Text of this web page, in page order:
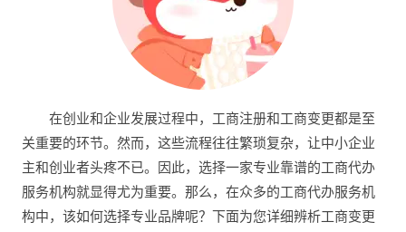
在创业和企业发展过程中，工商注册和工商变更都是至
关重要的环节。然而，这些流程往往繁琐复杂，让中小企业
主和创业者头疼不已。因此，选择一家专业靠谱的工商代办
服务机构就显得尤为重要。那么，在众多的工商代办服务机
构中，该如何选择专业品牌呢？下面为您详细辨析工商变更